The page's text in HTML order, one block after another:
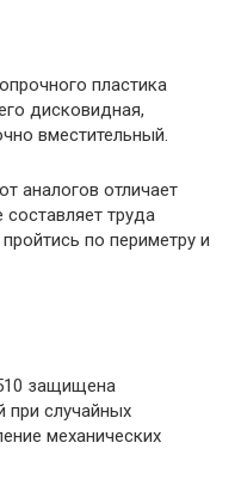
пластика
дисковидная,
вместительный.
аналогов отличает
труда
по периметру и
защищена
при случайных
механических